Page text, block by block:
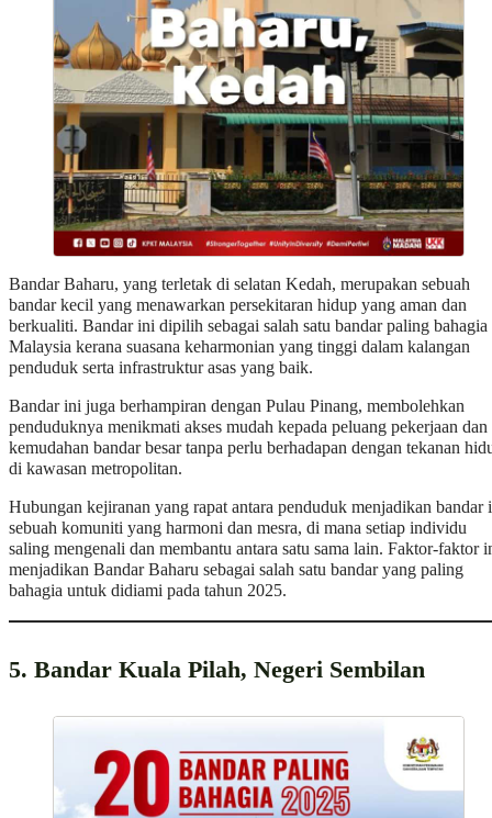
Bandar Baharu, yang terletak di selatan Kedah, merupakan sebuah
bandar kecil yang menawarkan persekitaran hidup yang aman dan
berkualiti. Bandar ini dipilih sebagai salah satu bandar paling bahagia
Malaysia kerana suasana keharmonian yang tinggi dalam kalangan
penduduk serta infrastruktur asas yang baik.
Bandar ini juga berhampiran dengan Pulau Pinang, membolehkan
penduduknya menikmati akses mudah kepada peluang pekerjaan dan
kemudahan bandar besar tanpa perlu berhadapan dengan tekanan
di kawasan metropolitan.
Hubungan kejiranan yang rapat antara penduduk menjadikan bandar
sebuah komuniti yang harmoni dan mesra, di mana setiap individu
saling mengenali dan membantu antara satu sama lain. Faktor-faktor
menjadikan Bandar Baharu sebagai salah satu bandar yang paling
bahagia untuk didiami pada tahun 2025.
5. Bandar Kuala Pilah, Negeri Sembilan